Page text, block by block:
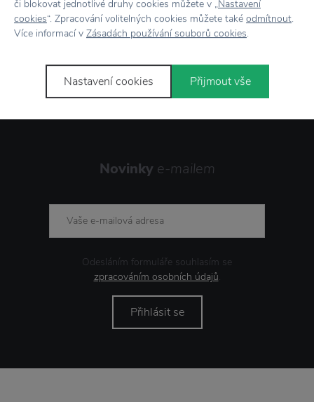
Novinky e-mailem
Odesláním formuláře souhlasím se
zpracováním osobních údajů.
Přihlásit se
či blokovat jednotlivé druhy cookies můžete v „Nastavení
cookies“. Zpracování volitelných cookies můžete také odmítnout.
Více informací v Zásadách používání souborů cookies.
Nastavení cookies Přijmout vše